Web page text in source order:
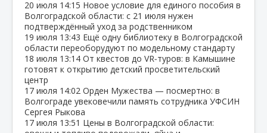
20 июля 14:15 Новое условие для единого пособия в
Волгоградской области: с 21 июля нужен
подтверждённый уход за родственником
19 июля 13:43 Ещё одну библиотеку в Волгоградской
области переоборудуют по модельному стандарту
18 июля 13:14 От квестов до VR‑туров: в Камышине
готовят к открытию детский просветительский
центр
17 июля 14:02 Орден Мужества — посмертно: в
Волгограде увековечили память сотрудника УФСИН
Сергея Рыкова
17 июля 13:51 Цены в Волгоградской области: